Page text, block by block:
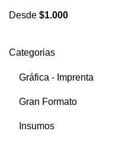
Categorias
Gráfica - Imprenta
Gran Formato
Insumos
Desde $1.000